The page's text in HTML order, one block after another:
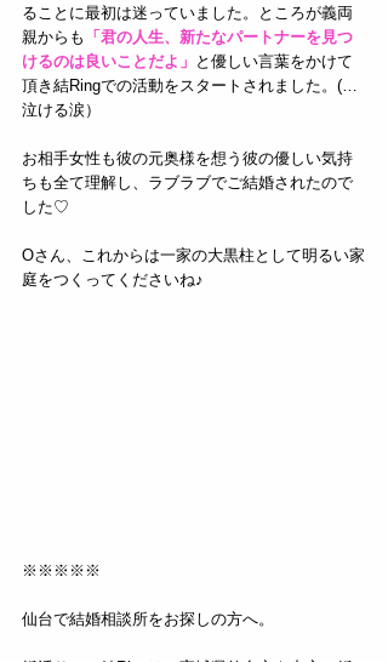
ることに最初は迷っていました。ところが義両
親からも 「君の人生、新たなパートナーを見つ
けるのは良いことだよ」 と優しい言葉をかけて
頂き結Ringでの活動をスタートされました。(…
泣ける涙）
お相手女性も彼の元奥様を想う彼の優しい気持
ちも全て理解し、ラブラブでご結婚されたので
した♡
Oさん、これからは一家の大黒柱として明るい家
庭をつくってくださいね♪
※※※※※
仙台で結婚相談所をお探しの方へ。